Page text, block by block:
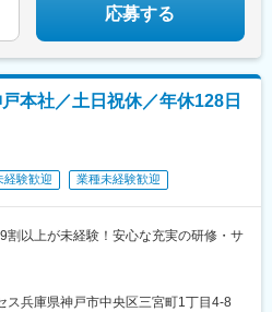
業
応募する
本社／土日祝休／年休128日
経験歓迎 業種未経験歓迎
割以上が未経験！安心な充実の研修・サ
ス兵庫県神戸市中央区三宮町1丁目4-8